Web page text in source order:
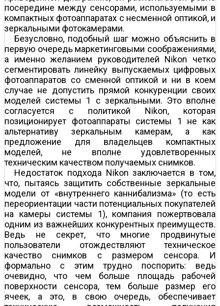
посередине между сенсорами, используемыми в
компактных фотоаппаратах с несменной оптикой, и
зеркальными фотокамерами.
Безусловно, подобный шаг можно объяснить в
первую очередь маркетинговыми соображениями,
а именно желанием руководителей Nikon четко
сегментировать линейку выпускаемых цифровых
фотоаппаратов со сменной оптикой и ни в коем
случае не допустить прямой конкуренции своих
моделей системы 1 с зеркальными. Это вполне
согласуется с политикой Nikon, которая
позиционирует фотоаппараты системы 1 не как
альтернативу зеркальным камерам, а как
предложение для владельцев компактных
моделей, не вполне удовлетворенных
техническим качеством получаемых снимков.
Недостаток подхода Nikon заключается в том,
что, пытаясь защитить собственные зеркальные
модели от «внутреннего каннибализма» (то есть
переориентации части потенциальных покупателей
на камеры системы 1), компания пожертвовала
одним из важнейших конкурентных преимуществ.
Ведь не секрет, что многие продвинутые
пользователи отождествляют техническое
качество снимков с размером сенсора. И
формально с этим трудно поспорить: ведь
очевидно, что чем больше площадь рабочей
поверхности сенсора, тем больше размер его
ячеек, а это, в свою очередь, обеспечивает